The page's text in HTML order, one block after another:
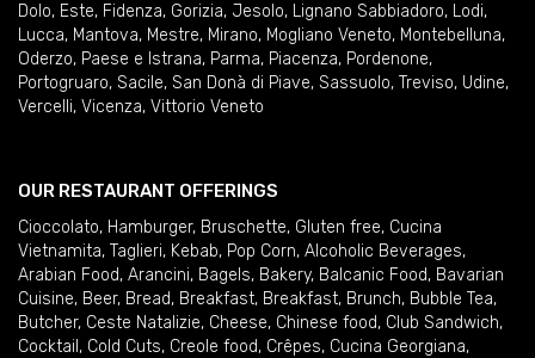
Dolo, Este, Fidenza, Gorizia, Jesolo, Lignano Sabbiadoro, Lodi,
Lucca, Mantova, Mestre, Mirano, Mogliano Veneto, Montebelluna,
Oderzo, Paese e Istrana, Parma, Piacenza, Pordenone,
Portogruaro, Sacile, San Donà di Piave, Sassuolo, Treviso, Udine,
Vercelli, Vicenza, Vittorio Veneto
OUR RESTAURANT OFFERINGS
Cioccolato, Hamburger, Bruschette, Gluten free, Cucina
Vietnamita, Taglieri, Kebab, Pop Corn, Alcoholic Beverages,
Arabian Food, Arancini, Bagels, Bakery, Balcanic Food, Bavarian
Cuisine, Beer, Bread, Breakfast, Breakfast, Brunch, Bubble Tea,
Butcher, Ceste Natalizie, Cheese, Chinese food, Club Sandwich,
Cocktail , Cold Cuts, Creole food, Crêpes, Cucina Georgiana,